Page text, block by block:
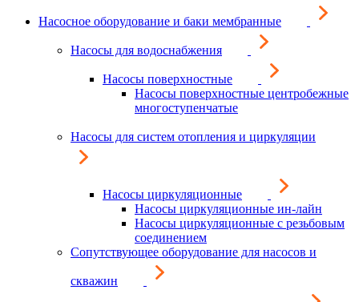
Насосное оборудование и баки мембранные
Насосы для водоснабжения
Насосы поверхностные
Насосы поверхностные центробежные
многоступенчатые
Насосы для систем отопления и циркуляции
Насосы циркуляционные
Насосы циркуляционные ин-лайн
Насосы циркуляционные с резьбовым
соединением
Сопутствующее оборудование для насосов и
скважин